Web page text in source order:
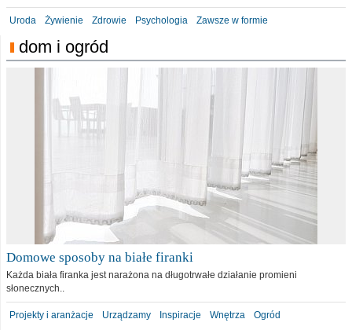
Uroda Żywienie Zdrowie Psychologia Zawsze w formie
dom i ogród
Domowe sposoby na białe firanki
Każda biała firanka jest narażona na długotrwałe działanie promieni
słonecznych..
Projekty i aranżacje Urządzamy Inspiracje Wnętrza Ogród